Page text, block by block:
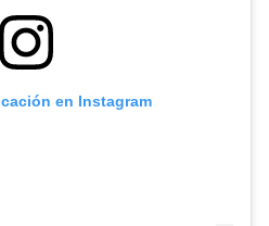
en Instagram